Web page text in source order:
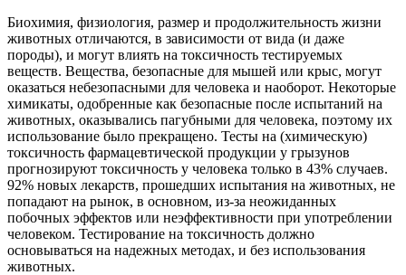
Биохимия, физиология, размер и продолжительность жизни
животных отличаются, в зависимости от вида (и даже
породы), и могут влиять на токсичность тестируемых
веществ. Вещества, безопасные для мышей или крыс, могут
оказаться небезопасными для человека и наоборот. Некоторые
химикаты, одобренные как безопасные после испытаний на
животных, оказывались пагубными для человека, поэтому их
использование было прекращено. Тесты на (химическую)
токсичность фармацевтической продукции у грызунов
прогнозируют токсичность у человека только в 43% случаев.
92% новых лекарств, прошедших испытания на животных, не
попадают на рынок, в основном, из-за неожиданных
побочных эффектов или неэффективности при употреблении
человеком. Тестирование на токсичность должно
основываться на надежных методах, и без использования
животных.